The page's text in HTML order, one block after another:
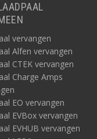
vervangen
Alfen vervangen
CTEK vervangen
Charge Amps
EO vervangen
EVBox vervangen
EVHUB vervangen